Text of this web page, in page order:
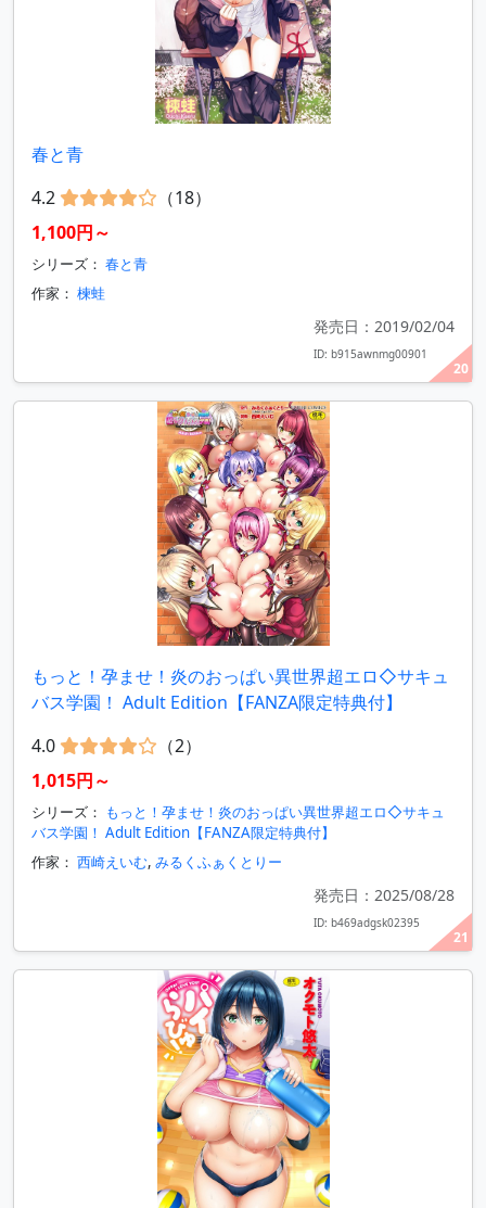
20
春と青
4.2
（18）
1,100円～
シリーズ： 春と青
作家： 楝蛙
発売日：2019/02/04
ID: b915awnmg00901
21
もっと！孕ませ！炎のおっぱい異世界超エロ◇サキュ
バス学園！ Adult Edition【FANZA限定特典付】
4.0
（2）
1,015円～
シリーズ： もっと！孕ませ！炎のおっぱい異世界超エロ◇サキュ
バス学園！ Adult Edition【FANZA限定特典付】
作家： 西崎えいむ, みるくふぁくとりー
発売日：2025/08/28
ID: b469adgsk02395